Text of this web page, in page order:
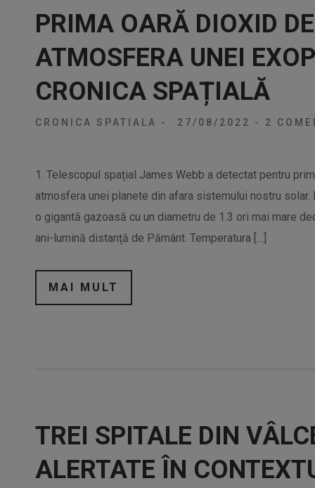
PRIMA OARĂ DIOXID
ATMOSFERA UNEI
CRONICA SPAȚIALĂ
CRONICA SPATIALA - 27/08/2022 - 2
1. Telescopul spațial James Webb a detectat pentru
atmosfera unei planete din afara sistemului nostru
o gigantă gazoasă cu un diametru de 1.3 ori mai mare
ani-lumină distanță de Pământ. Temperatura […]
MAI MULT
TREI SPITALE DIN
ALERTATE ÎN